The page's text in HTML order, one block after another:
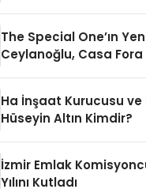
The Special One’ın
Ceylanoğlu, Casa
Ha İnşaat Kurucusu ve
Hüseyin Altın Kimdir?
İzmir Emlak
Yılını Kutladı